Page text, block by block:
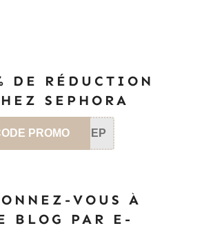
DE RÉDUCTION
SEPHORA
PROMO SEP
VOUS À
BLOG PAR E-